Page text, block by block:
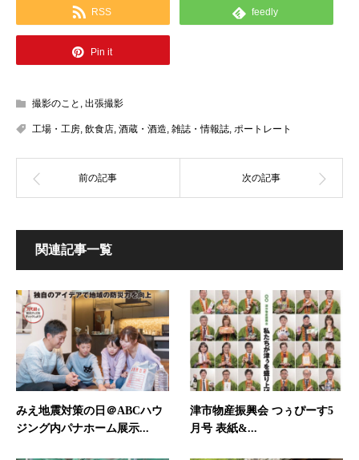
RSS feedly
Pin it
撮影のこと , 出張撮影
工場・工房, 飲食店, 酒蔵・酒造, 雑誌・情報誌, ポートレート
関連記事一覧
みえ地震対策の日＠ABCハウ
ジング内パナホーム展示...
津市物産振興会 つぅぴーす5
月号 表紙&...